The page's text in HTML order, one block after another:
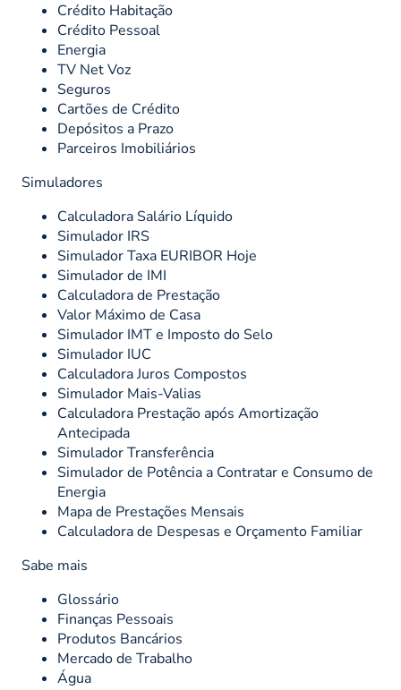
Crédito Habitação
Crédito Pessoal
Energia
TV Net Voz
Seguros
Cartões de Crédito
Depósitos a Prazo
Parceiros Imobiliários
Simuladores
Calculadora Salário Líquido
Simulador IRS
Simulador Taxa EURIBOR Hoje
Simulador de IMI
Calculadora de Prestação
Valor Máximo de Casa
Simulador IMT e Imposto do Selo
Simulador IUC
Calculadora Juros Compostos
Simulador Mais-Valias
Calculadora Prestação após Amortização
Antecipada
Simulador Transferência
Simulador de Potência a Contratar e Consumo de
Energia
Mapa de Prestações Mensais
Calculadora de Despesas e Orçamento Familiar
Sabe mais
Glossário
Finanças Pessoais
Produtos Bancários
Mercado de Trabalho
Água